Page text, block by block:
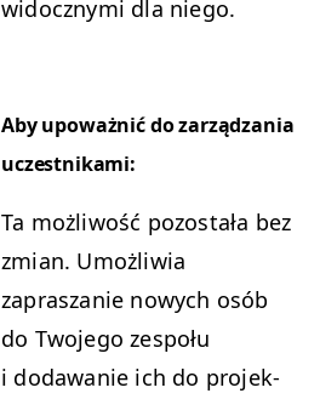
widoczny­mi dla niego.
Aby upoważnić do zarządza­nia
uczestnikami:
Ta możli­wość pozostała bez
zmi­an. Umożli­wia
zapraszanie nowych osób
do Two­jego zespołu
i dodawanie ich do pro­jek­